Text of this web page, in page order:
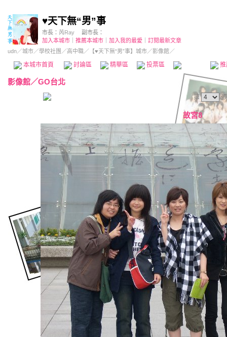
♥天下無“男”事
市長： 芮Ray
副市長：
加入本城市
推薦本城市 加入我的最愛
訂閱最新文章
udn／城市／學校社團 ／高中職／ 【♥天下無“男”事】城市／影像館／
本城市首頁 討論區 精華區 投票區 影像館
影像館／GO台北
第
故宮8